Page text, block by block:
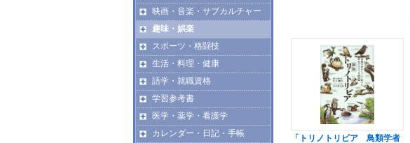
映画・音楽・サブカルチャー
趣味・娯楽
スポーツ・格闘技
生活・料理・健康
語学・就職資格
学習参考書
医学・薬学・看護学
カレンダー・日記・手帳
「トリノトリビア 鳥類学者